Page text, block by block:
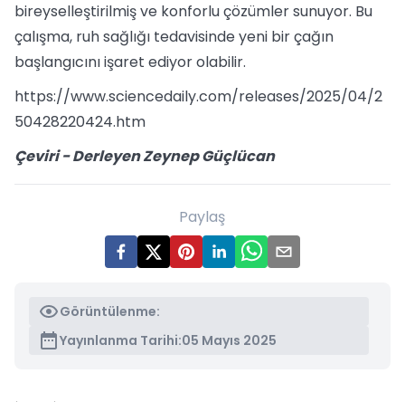
bireyselleştirilmiş ve konforlu çözümler sunuyor. Bu
çalışma, ruh sağlığı tedavisinde yeni bir çağın
başlangıcını işaret ediyor olabilir.
https://www.sciencedaily.com/releases/2025/04/2
50428220424.htm
Çeviri - Derleyen Zeynep Güçlücan
Paylaş
Görüntülenme:
Yayınlanma Tarihi:05 Mayıs 2025